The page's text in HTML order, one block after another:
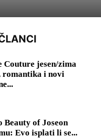
Couture jesen/zima
romantika i novi
Beauty of Joseon
Evo isplati li se...